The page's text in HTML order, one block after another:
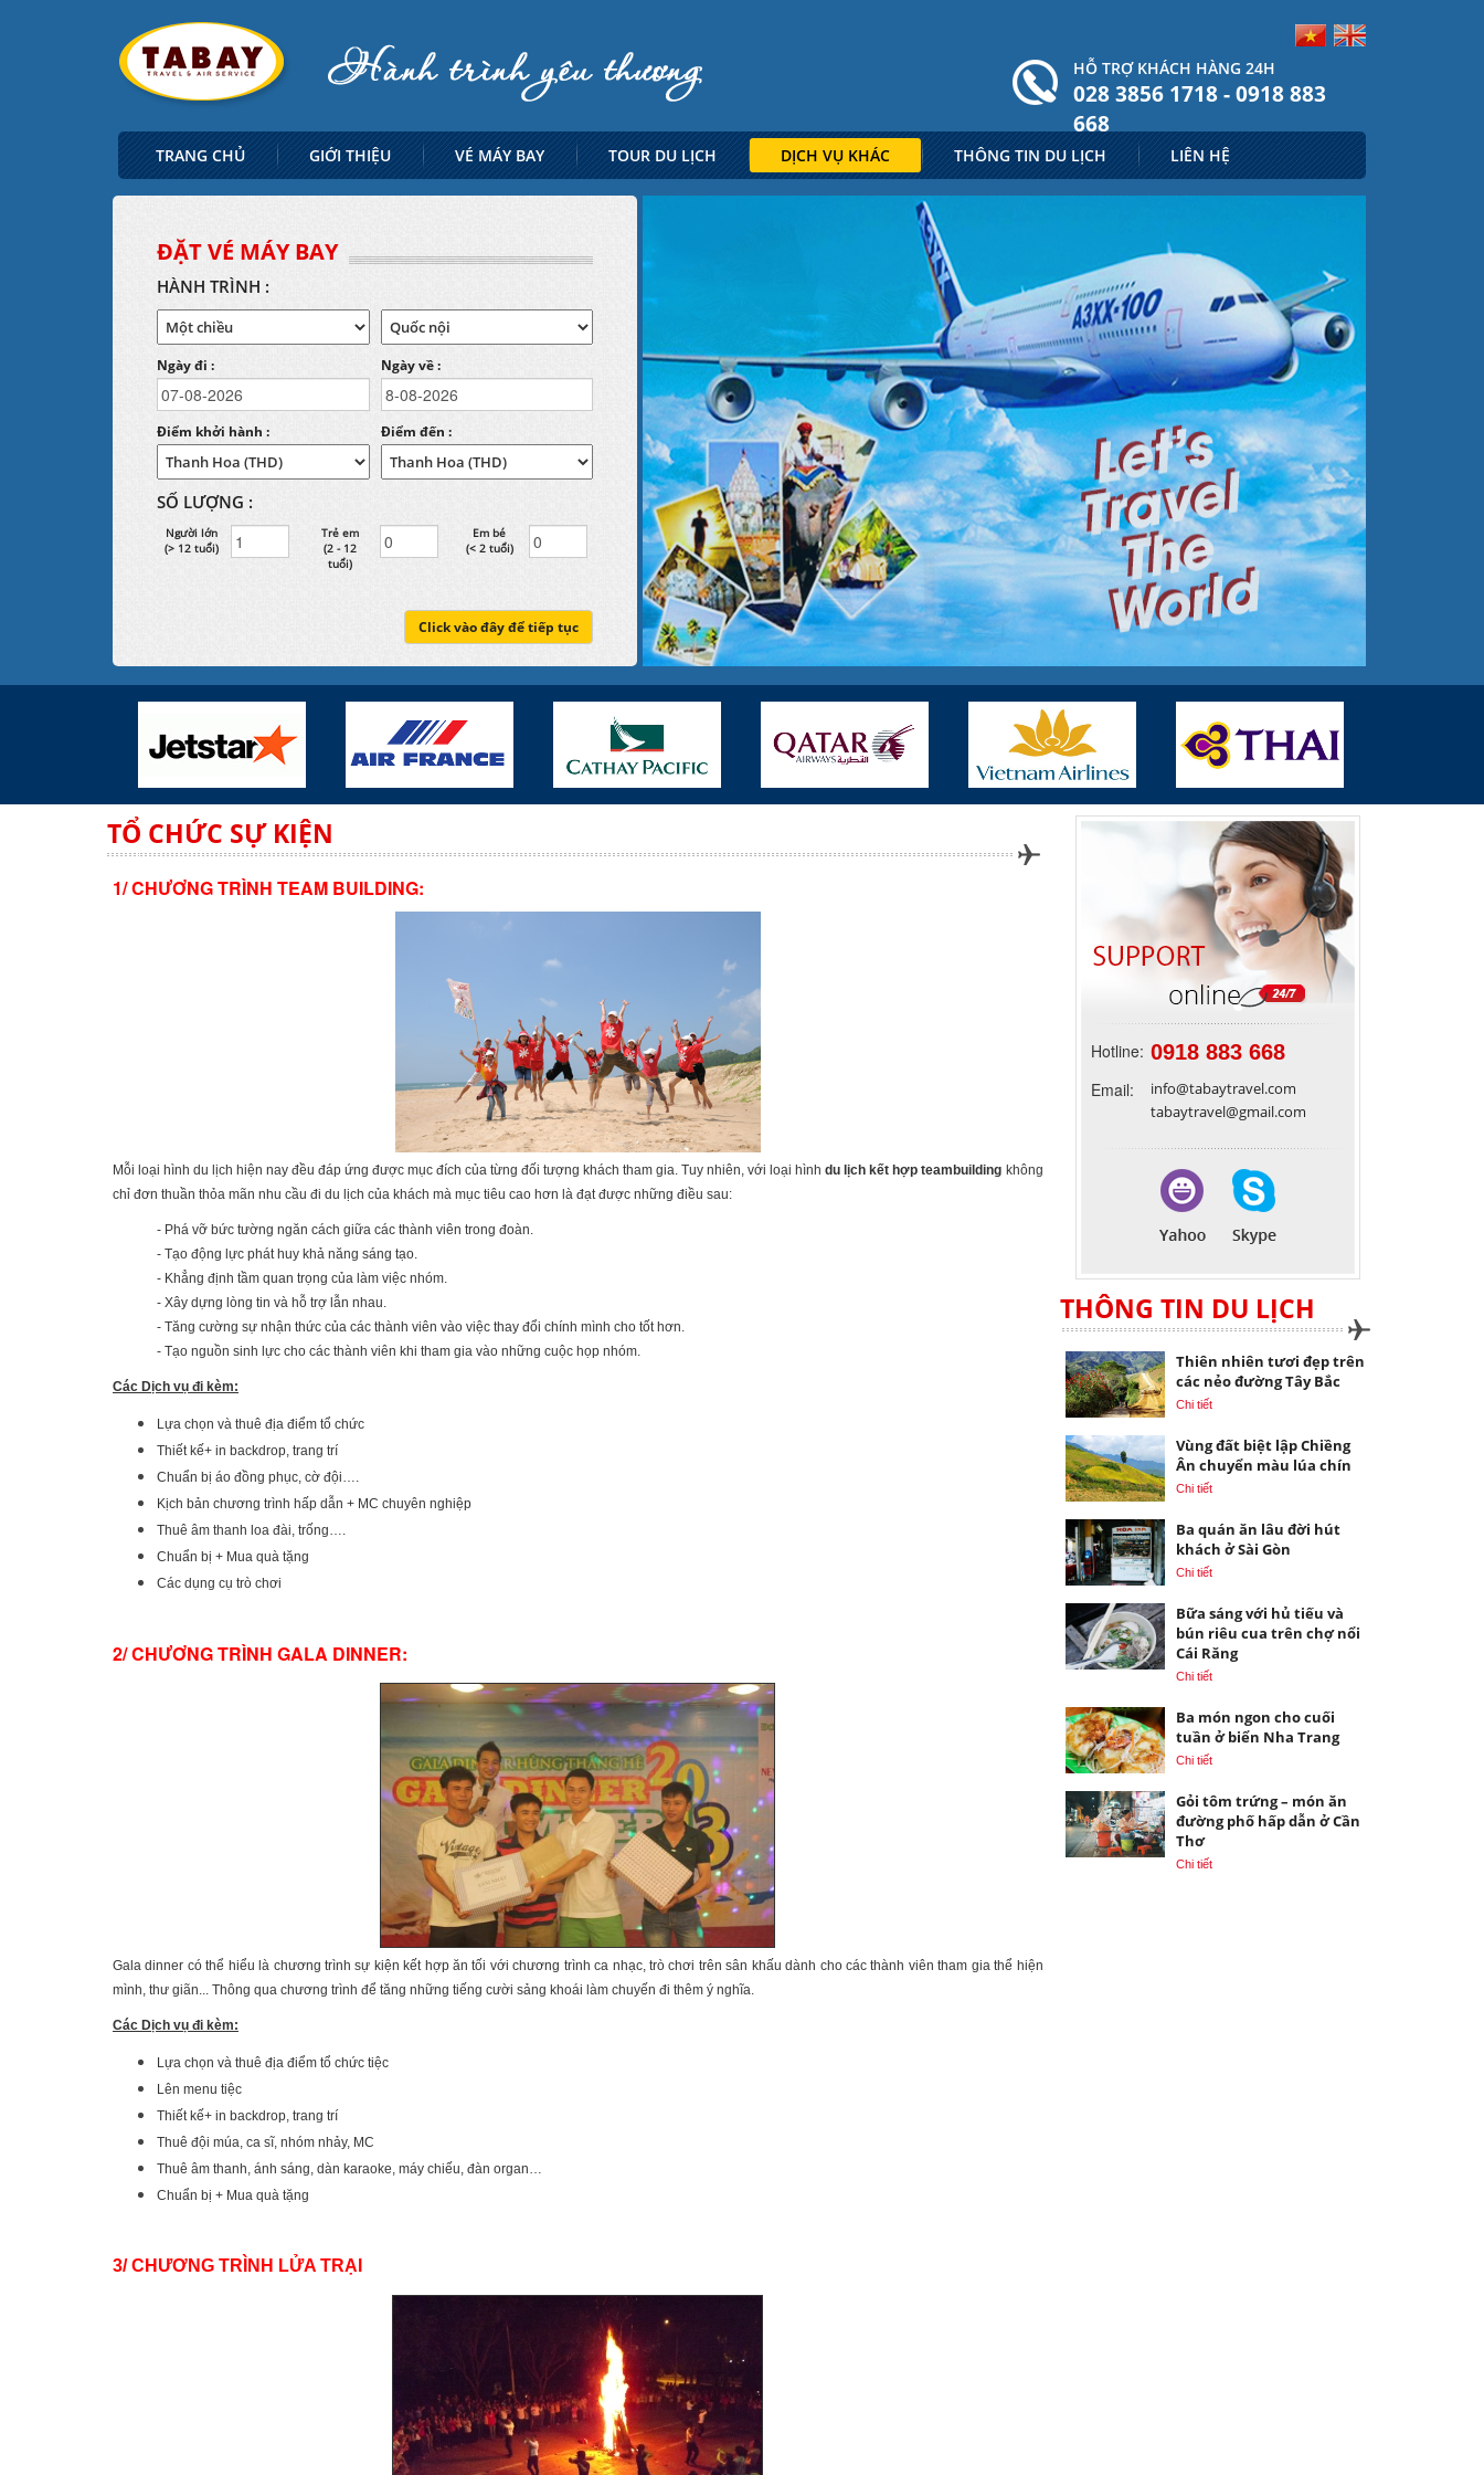
HỖ TRỢ KHÁCH HÀNG 24H
028 3856 1718 - 0918 883
668
TRANG CHỦ GIỚI THIỆU VÉ MÁY BAY TOUR DU LỊCH DỊCH VỤ KHÁC THÔNG TIN DU LỊCH LIÊN HỆ
ĐẶT VÉ MÁY BAY
HÀNH TRÌNH :
Ngày đi : Ngày về :
Điểm khởi hành : Điểm đến :
SỐ LƯỢNG :
Người lớn
(> 12 tuổi)
Trẻ em
(2 - 12
tuổi)
Em bé
(< 2 tuổi)
Click vào đây để tiếp tục
TỔ CHỨC SỰ KIỆN
1/ CHƯƠNG TRÌNH TEAM BUILDING:
Mỗi loại hình du lịch hiện nay đều đáp ứng được mục đích của từng đối tượng khách tham gia. Tuy nhiên, với loại hìnhdu lịch kết hợp teambuilding không
chỉ đơn thuần thỏa mãn nhu cầu đi du lịch của khách mà mục tiêu cao hơn là đạt được những điều sau:
- Phá vỡ bức tường ngăn cách giữa các thành viên trong đoàn.
- Tạo động lực phát huy khả năng sáng tạo.
- Khẳng định tầm quan trọng của làm việc nhóm.
- Xây dựng lòng tin và hỗ trợ lẫn nhau.
- Tăng cường sự nhận thức của các thành viên vào việc thay đổi chính mình cho tốt hơn.
- Tạo nguồn sinh lực cho các thành viên khi tham gia vào những cuộc họp nhóm.
Các Dịch vụ đi kèm:
Lựa chọn và thuê địa điểm tổ chức
Thiết kế+ in backdrop, trang trí
Chuẩn bị áo đồng phục, cờ đội….
Kịch bản chương trình hấp dẫn + MC chuyên nghiệp
Thuê âm thanh loa đài, trống….
Chuẩn bị + Mua quà tặng
Các dụng cụ trò chơi
2/ CHƯƠNG TRÌNH GALA DINNER:
Gala dinner có thể hiểu là chương trình sự kiện kết hợp ăn tối với chương trình ca nhạc, trò chơi trên sân khấu dành cho các thành viên tham gia thể hiện
mình, thư giãn... Thông qua chương trình để tăng những tiếng cười sảng khoái làm chuyến đi thêm ý nghĩa.
Các Dịch vụ đi kèm:
Lựa chọn và thuê địa điểm tổ chức tiệc
Lên menu tiệc
Thiết kế+ in backdrop, trang trí
Thuê đội múa, ca sĩ, nhóm nhảy, MC
Thuê âm thanh, ánh sáng, dàn karaoke, máy chiếu, đàn organ…
Chuẩn bị + Mua quà tặng
3/ CHƯƠNG TRÌNH LỬA TRẠI
Hotline: 0918 883 668
Email:
info@tabaytravel.com
tabaytravel@gmail.com
THÔNG TIN DU LỊCH
Thiên nhiên tươi đẹp trên
các nẻo đường Tây Bắc
Chi tiết
Vùng đất biệt lập Chiềng
Ân chuyển màu lúa chín
Chi tiết
Ba quán ăn lâu đời hút
khách ở Sài Gòn
Chi tiết
Bữa sáng với hủ tiếu và
bún riêu cua trên chợ nổi
Cái Răng
Chi tiết
Ba món ngon cho cuối
tuần ở biển Nha Trang
Chi tiết
Gỏi tôm trứng – món ăn
đường phố hấp dẫn ở Cần
Thơ
Chi tiết